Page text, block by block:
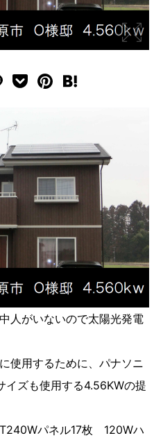
がいないので太陽光発電
使用するために、パナソニ
イズも使用する4.56KWの提
パネル17枚 120Wハ